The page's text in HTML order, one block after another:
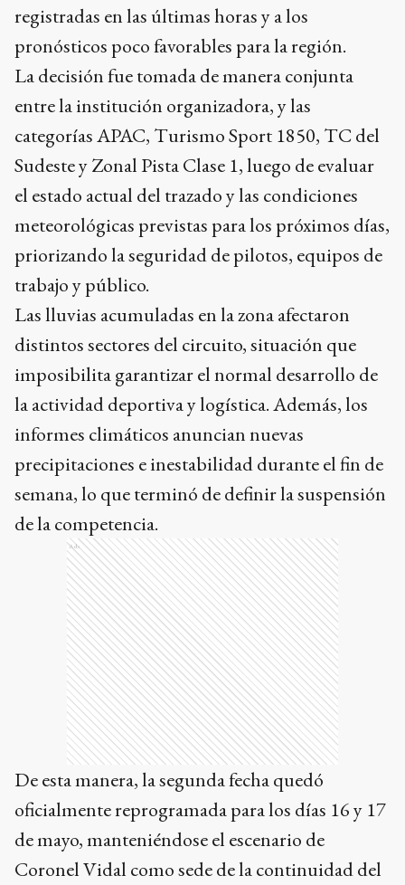
registradas en las últimas horas y a los
pronósticos poco favorables para la región.
La decisión fue tomada de manera conjunta
entre la institución organizadora, y las
categorías APAC, Turismo Sport 1850, TC del
Sudeste y Zonal Pista Clase 1, luego de evaluar
el estado actual del trazado y las condiciones
meteorológicas previstas para los próximos días,
priorizando la seguridad de pilotos, equipos de
trabajo y público.
Las lluvias acumuladas en la zona afectaron
distintos sectores del circuito, situación que
imposibilita garantizar el normal desarrollo de
la actividad deportiva y logística. Además, los
informes climáticos anuncian nuevas
precipitaciones e inestabilidad durante el fin de
semana, lo que terminó de definir la suspensión
de la competencia.
Ads
De esta manera, la segunda fecha quedó
oficialmente reprogramada para los días 16 y 17
de mayo, manteniéndose el escenario de
Coronel Vidal como sede de la continuidad del